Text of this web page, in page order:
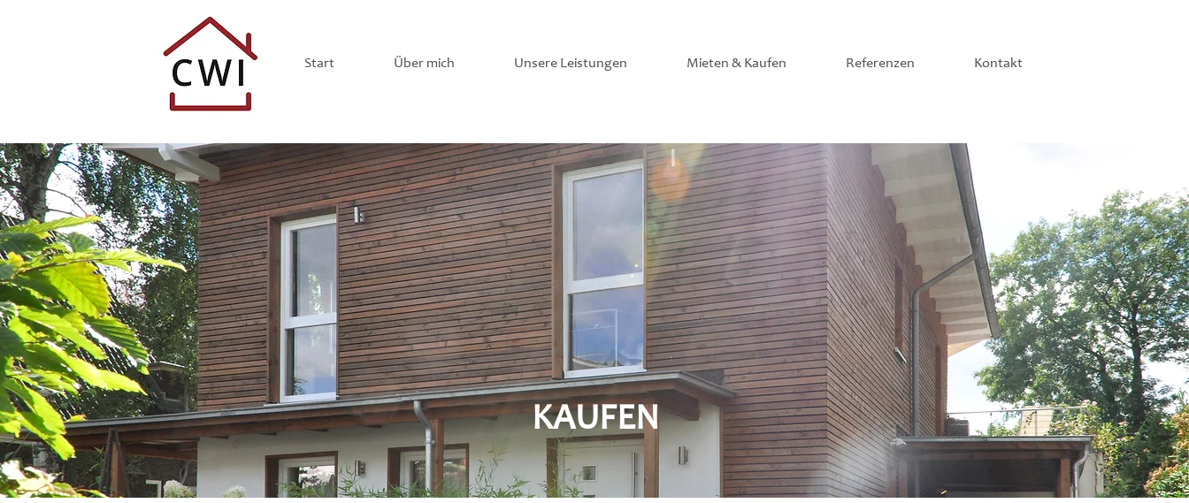
Start Über mich Unsere Leistungen Mieten & Kaufen Referenzen Kontakt
KAUFEN